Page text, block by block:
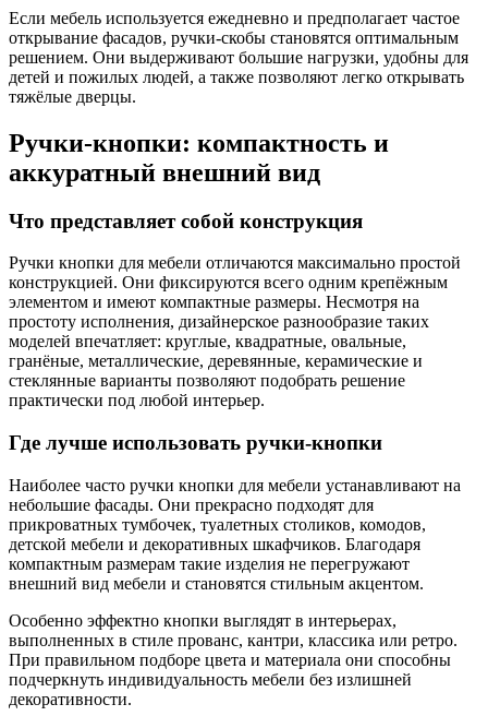
Если мебель используется ежедневно и предполагает частое
открывание фасадов, ручки-скобы становятся оптимальным
решением. Они выдерживают большие нагрузки, удобны для
детей и пожилых людей, а также позволяют легко открывать
тяжёлые дверцы.
Ручки-кнопки: компактность и
аккуратный внешний вид
Что представляет собой конструкция
Ручки кнопки для мебели отличаются максимально простой
конструкцией. Они фиксируются всего одним крепёжным
элементом и имеют компактные размеры. Несмотря на
простоту исполнения, дизайнерское разнообразие таких
моделей впечатляет: круглые, квадратные, овальные,
гранёные, металлические, деревянные, керамические и
стеклянные варианты позволяют подобрать решение
практически под любой интерьер.
Где лучше использовать ручки-кнопки
Наиболее часто ручки кнопки для мебели устанавливают на
небольшие фасады. Они прекрасно подходят для
прикроватных тумбочек, туалетных столиков, комодов,
детской мебели и декоративных шкафчиков. Благодаря
компактным размерам такие изделия не перегружают
внешний вид мебели и становятся стильным акцентом.
Особенно эффектно кнопки выглядят в интерьерах,
выполненных в стиле прованс, кантри, классика или ретро.
При правильном подборе цвета и материала они способны
подчеркнуть индивидуальность мебели без излишней
декоративности.